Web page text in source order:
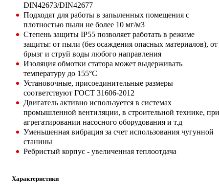
DIN42673/DIN42677
Подходят для работы в запыленных помещения с
плотностью пыли не более 10 мг/м3
Степень защиты IP55 позволяет работать в режиме
защиты: от пыли (без осаждения опасных материалов), от
брызг и струй воды любого направления
Изоляция обмотки статора может выдерживать
температуру до 155°С
Установочные, присоединительные размеры
соответствуют ГОСТ 31606-2012
Двигатель активно используется в системах
промышленной вентиляции, в строительной технике, при
агрегатировании насосного оборудования и т.д
Уменьшенная вибрация за счет использования чугунной
станины
Ребристый корпус - увеличенная теплоотдача
Характеристики